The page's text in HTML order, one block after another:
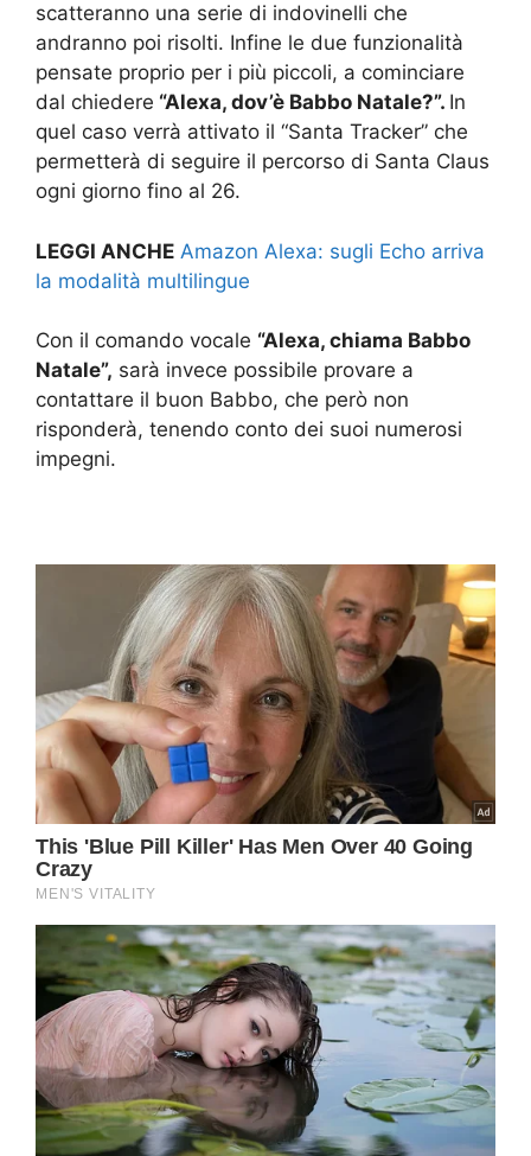
scatteranno una serie di indovinelli che
andranno poi risolti. Infine le due funzionalità
pensate proprio per i più piccoli, a cominciare
dal chiedere “Alexa, dov’è Babbo Natale?”. In
quel caso verrà attivato il “Santa Tracker” che
permetterà di seguire il percorso di Santa Claus
ogni giorno fino al 26.
LEGGI ANCHE Amazon Alexa: sugli Echo arriva
la modalità multilingue
Con il comando vocale “Alexa, chiama Babbo
Natale”, sarà invece possibile provare a
contattare il buon Babbo, che però non
risponderà, tenendo conto dei suoi numerosi
impegni.